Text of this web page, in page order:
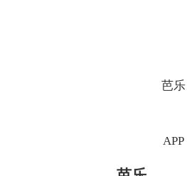
芭乐
APP